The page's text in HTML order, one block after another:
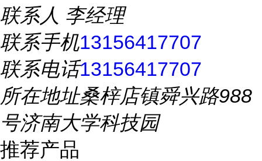
联系人 李经理
联系手机13156417707
联系电话13156417707
所在地址桑梓店镇舜兴路988
号济南大学科技园
推荐产品